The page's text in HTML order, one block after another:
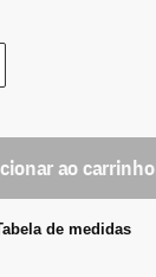
ao carrinho
de medidas